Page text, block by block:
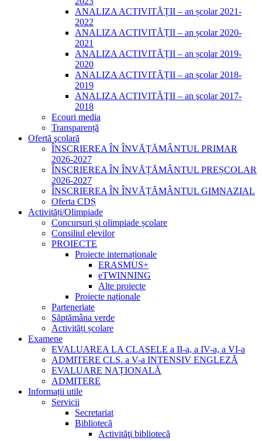
ANALIZA ACTIVITĂȚII – an școlar 2021-
2022
ANALIZA ACTIVITĂȚII – an școlar 2020-
2021
ANALIZA ACTIVITĂȚII – an școlar 2019-
2020
ANALIZA ACTIVITĂȚII – an școlar 2018-
2019
ANALIZA ACTIVITĂŢII – an şcolar 2017-
2018
Ecouri media
Transparență
Ofertă şcolară
ÎNSCRIEREA ÎN ÎNVĂȚĂMÂNTUL PRIMAR
2026-2027
ÎNSCRIEREA ÎN ÎNVĂȚĂMÂNTUL PREȘCOLAR
2026-2027
ÎNSCRIEREA ÎN ÎNVĂȚĂMÂNTUL GIMNAZIAL
Oferta CDȘ
Activități/Olimpiade
Concursuri și olimpiade școlare
Consiliul elevilor
PROIECTE
Proiecte internaționale
ERASMUS+
eTWINNING
Alte proiecte
Proiecte naționale
Parteneriate
Săptămâna verde
Activități școlare
Examene
EVALUAREA LA CLASELE a II-a, a IV-a, a VI-a
ADMITERE CLS. a V-a INTENSIV ENGLEZĂ
EVALUARE NAȚIONALĂ
ADMITERE
Informații utile
Servicii
Secretariat
Bibliotecă
Activităţi bibliotecă